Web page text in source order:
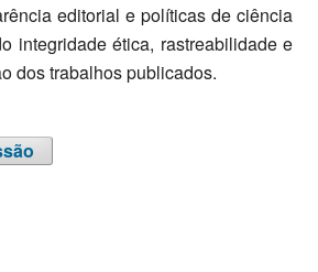
editorial e políticas de ciência
integridade ética, rastreabilidade e
dos trabalhos publicados.